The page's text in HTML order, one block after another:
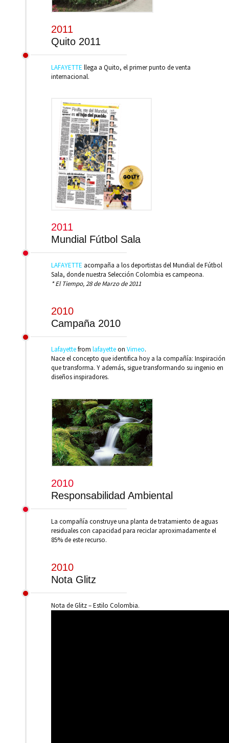
2011
Quito 2011
LAFAYETTE llega a Quito, el primer punto de venta
internacional.
2011
Mundial Fútbol Sala
LAFAYETTE acompaña a los deportistas del Mundial de Fútbol
Sala, donde nuestra Selección Colombia es campeona.
* El Tiempo, 28 de Marzo de 2011
2010
Campaña 2010
Lafayettefrom lafayetteon Vimeo.
Nace el concepto que identifica hoy a la compañía: Inspiración
que transforma. Y además, sigue transformando su ingenio en
diseños inspiradores.
2010
Responsabilidad Ambiental
La compañía construye una planta de tratamiento de aguas
residuales con capacidad para reciclar aproximadamente el
85% de este recurso.
2010
Nota Glitz
Nota de Glitz – Estilo Colombia.